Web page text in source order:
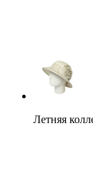
Летняя